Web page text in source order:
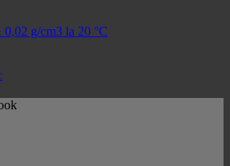
0,02 g/cm3 la 20 °C